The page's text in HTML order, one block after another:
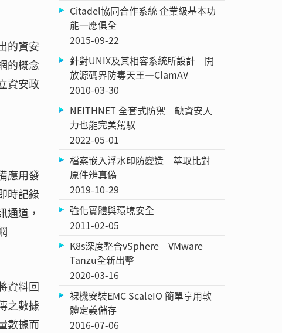
的資安
的概念
資安政
應用發
時記錄
通道，
資料回
之數據
數據而
Citadel協同合作系統 企業級基本功
能一應俱全
2015-09-22
針對UNIX及其相容系統所設計 開
放源碼界防毒天王—ClamAV
2010-03-30
NEITHNET 全套式防禦 缺資安人
力也能完美駕馭
2022-05-01
檔案嵌入浮水印防變造 萃取比對
原件辨真偽
2019-10-29
強化實體與環境安全
2011-02-05
K8s深度整合vSphere VMware
Tanzu全新出擊
2020-03-16
裸機安裝EMC ScaleIO 簡單享用軟
體定義儲存
2016-07-06